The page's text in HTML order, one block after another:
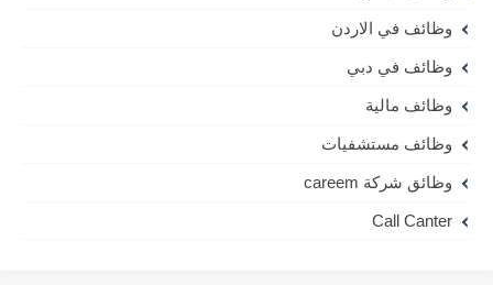
وظائف في الاردن
وظائف في دبي
وظائف مالية
وظائف مستشفيات
وظائق شركة careem
Call Canter